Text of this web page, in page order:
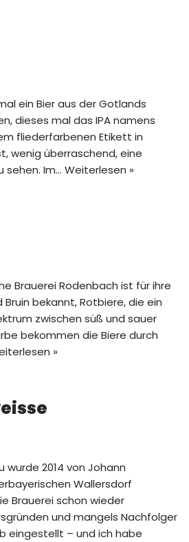
ein Bier aus der Gotlands
dieses mal das IPA namens
fliederfarbenen Etikett in
wenig überraschend, eine
sehen. Im… Weiterlesen »
Brauerei Rodenbach ist für ihre
Bruin bekannt, Rotbiere, die ein
zwischen süß und sauer
bekommen die Biere durch
»
wurde 2014 von Johann
Wallersdorf
Brauerei schon wieder
und mangels Nachfolger
eingestellt – und ich habe